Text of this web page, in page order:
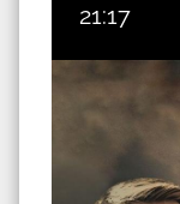
21:17